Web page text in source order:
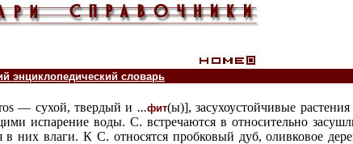
энциклопедический словарь
— сухой, твердый и ...фит(ы)], засухоустойчивые
испарение воды. С. встречаются в относительно
в них влаги. К С. относятся пробковый дуб, оливковое